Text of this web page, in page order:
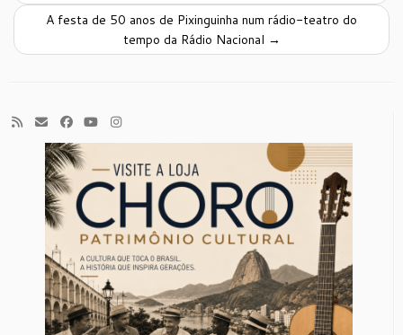
A festa de 50 anos de Pixinguinha num rádio-teatro do
tempo da Rádio Nacional →